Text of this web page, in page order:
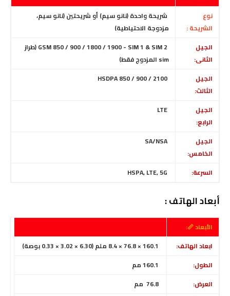
نوع
الشريحة :
شريحة واحدة (نانو سيم) أو شريحتين (نانو سيم،
مزدوجة الاحتياطية)
الجيل
الثانى:
GSM 850 / 900 / 1800 / 1900 - SIM 1 & SIM 2 (طراز
sim المزدوج فقط)
الجيل
الثالث:
الجيل
الرابع:
LTE
الجيل
الخامس:
السرعة:
أبعاد الهاتف :
الأبعاد 📏:
ابعاد الهاتف:
160.1 × 76.8 × 8.4 ملم (6.30 × 3.02 × 0.33 بوصة)
الطول:
العرض:
76.8 مم